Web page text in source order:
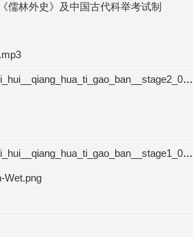
儒林外史》及中国古代科举考试制
li_sheng_pin_du_gu_shi_hui__qiang_hua_ti_gao_ban__stage2_02.mp3
li_sheng_pin_du_gu_shi_hui__qiang_hua_ti_gao_ban__stage1_04.mp3
Wet.png